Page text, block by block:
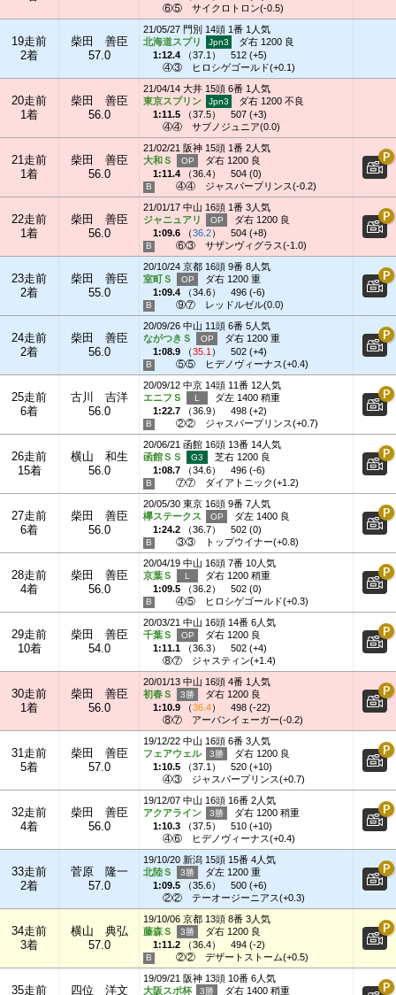
⑥⑤
サイクロトロン(-0.5)
19走前
2着
柴田 善臣
57.0
21/05/27 門別 14頭 1番 1人気
北海道スプリ
ダ右 1200 良
1:12.4 （37.1 ）
512 (+5)
④③
ヒロシゲゴールド(+0.1)
20走前
1着
柴田 善臣
56.0
21/04/14 大井 15頭 6番 1人気
東京スプリン
ダ右 1200 不良
1:11.5 （37.5）
507 (+3)
④④
サブノジュニア(0.0)
21走前
1着
柴田 善臣
56.0
21/02/21 阪神 15頭 1番 2人気
大和Ｓ
ダ右 1200 良
1:11.4 （36.4）
504 (0)
④④
ジャスパープリンス(-0.2)
22走前
1着
柴田 善臣
56.0
21/01/17 中山 16頭 1番 3人気
ジャニュアリ
ダ右 1200 良
1:09.6 （36.2）
504 (+8)
⑥③
サザンヴィグラス(-1.0)
23走前
2着
柴田 善臣
55.0
20/10/24 京都 16頭 9番 8人気
室町Ｓ
ダ右 1200 重
1:09.4 （34.6）
496 (-6)
⑨⑦
レッドルゼル(0.0)
24走前
2着
柴田 善臣
56.0
20/09/26 中山 11頭 6番 5人気
ながつきＳ
ダ右 1200 重
1:08.9 （35.1 ）
502 (+4)
⑤⑤
ヒデノヴィーナス(+0.4)
25走前
6着
古川 吉洋
56.0
20/09/12 中京 14頭 11番 12人気
エニフＳ
ダ左 1400 稍重
1:22.7 （36.9）
498 (+2)
②②
ジャスパープリンス(+0.7)
26走前
15着
横山 和生
56.0
20/06/21 函館 16頭 13番 14人気
函館ＳＳ
芝右 1200 良
1:08.7 （34.6）
496 (-6)
⑦⑦
ダイアトニック(+1.2)
27走前
6着
柴田 善臣
56.0
20/05/30 東京 16頭 9番 7人気
欅ステークス
ダ左 1400 良
1:24.2 （36.7）
502 (0)
③③
トップウイナー(+0.8)
28走前
4着
柴田 善臣
56.0
20/04/19 中山 16頭 7番 10人気
京葉Ｓ
ダ右 1200 稍重
1:09.5 （36.2）
502 (0)
④⑤
ヒロシゲゴールド(+0.3)
29走前
10着
柴田 善臣
54.0
20/03/21 中山 16頭 14番 6人気
千葉Ｓ
ダ右 1200 良
1:11.1 （36.3）
502 (+4)
⑧⑦
ジャスティン(+1.4)
30走前
1着
柴田 善臣
56.0
20/01/13 中山 16頭 4番 1人気
初春Ｓ
ダ右 1200 良
1:10.9 （36.4）
498 (-22)
⑧⑦
アーバンイェーガー(-0.2)
31走前
5着
柴田 善臣
57.0
19/12/22 中山 16頭 6番 3人気
フェアウェル
ダ右 1200 良
1:10.5 （37.1 ）
520 (+10)
④③
ジャスパープリンス(+0.7)
32走前
4着
柴田 善臣
56.0
19/12/07 中山 16頭 16番 2人気
アクアライン
ダ右 1200 稍重
1:10.3 （37.5）
510 (+10)
④⑥
ヒデノヴィーナス(+0.4)
33走前
2着
菅原 隆一
57.0
19/10/20 新潟 15頭 15番 4人気
北陸Ｓ
ダ左 1200 重
1:09.5 （35.6）
500 (+6)
②②
テーオージーニアス(+0.3)
34走前
3着
横山 典弘
57.0
19/10/06 京都 13頭 8番 3人気
藤森Ｓ
ダ右 1200 良
1:11.2 （36.4）
494 (-2)
②②
デザートストーム(+0.5)
35走前
四位 洋文
19/09/21 阪神 13頭 10番 6人気
大阪スポ杯
ダ右 1400 稍重